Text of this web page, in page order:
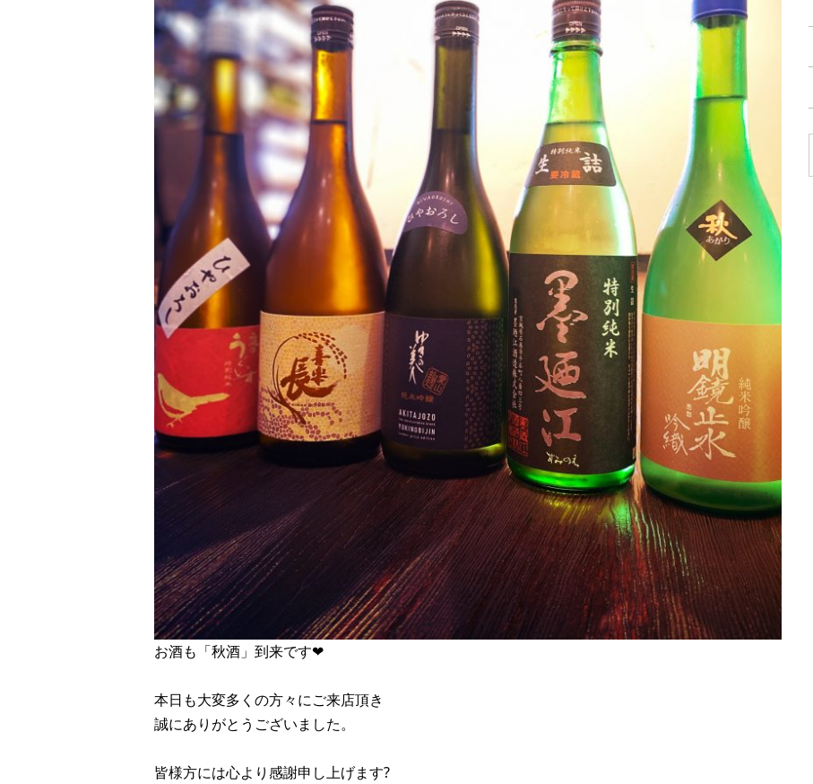
お酒も「秋酒」到来です❤︎
本日も大変多くの方々にご来店頂き
誠にありがとうございました。
皆様方には心より感謝申し上げます?